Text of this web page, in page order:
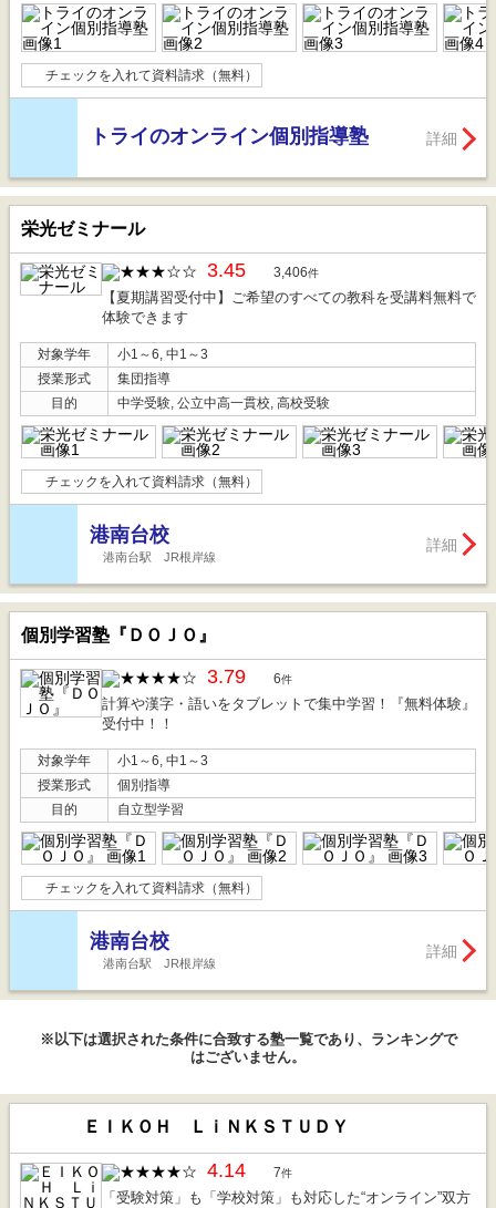
チェックを入れて資料請求（無料）
トライのオンライン個別指導塾 詳細
栄光ゼミナール
3.45 3,406件
【夏期講習受付中】ご希望のすべての教科を受講料無料で
体験できます
対象学年
小1～6, 中1～3
授業形式
集団指導
目的
中学受験, 公立中高一貫校, 高校受験
チェックを入れて資料請求（無料）
港南台校
港南台駅 JR根岸線
詳細
個別学習塾『ＤＯＪＯ』
3.79 6件
計算や漢字・語いをタブレットで集中学習！『無料体験』
受付中！！
対象学年
小1～6, 中1～3
授業形式
個別指導
目的
自立型学習
チェックを入れて資料請求（無料）
港南台校
港南台駅 JR根岸線
詳細
※以下は選択された条件に合致する塾一覧であり、ランキングで
はございません。
ＥＩＫＯＨ ＬｉＮＫＳＴＵＤＹ
4.14 7件
「受験対策」も「学校対策」も対応した“オンライン”双方